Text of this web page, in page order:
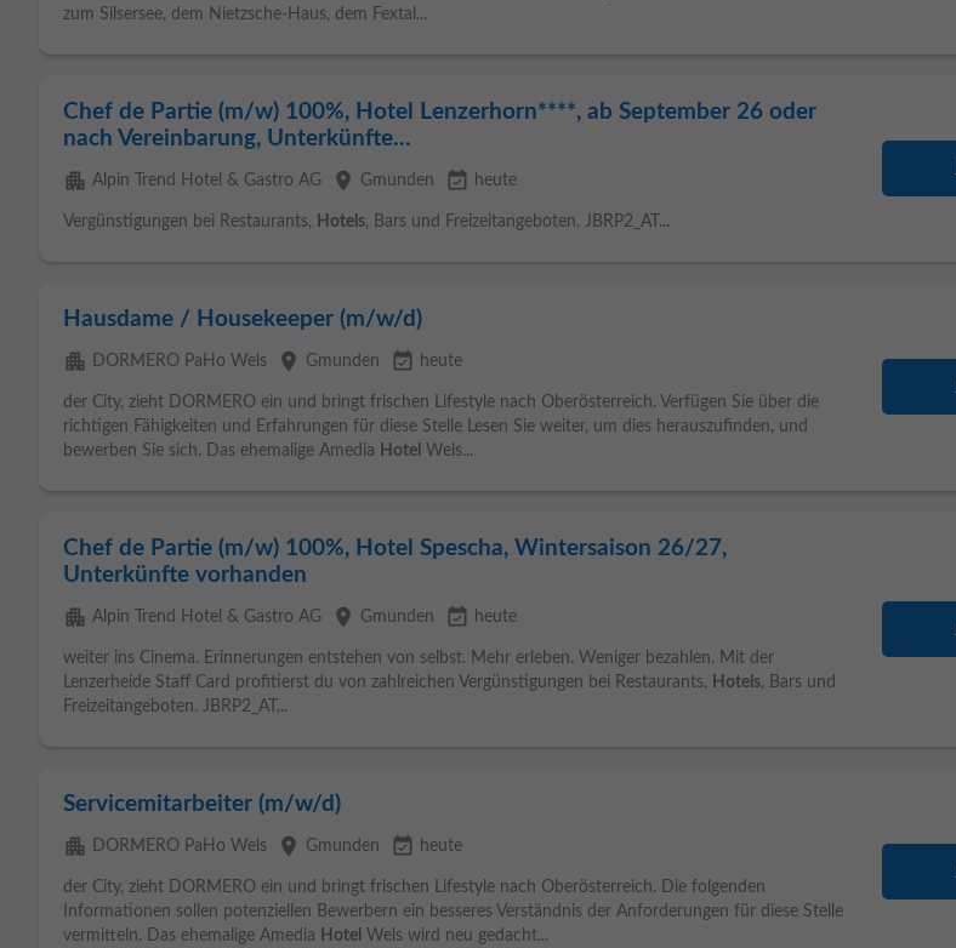
zum Silsersee, dem Nietzsche-Haus, dem Fextal...
Chef de Partie (m/w) 100%, Hotel Lenzerhorn****, ab September 26 oder
nach Vereinbarung, Unterkünfte...
apartment Alpin Trend Hotel & Gastro AG place Gmunden event_available heute
Vergünstigungen bei Restaurants, Hotels, Bars und Freizeitangeboten. JBRP2_AT...
Hausdame / Housekeeper (m/w/d)
apartment DORMERO PaHo Wels place Gmunden event_available heute
der City, zieht DORMERO ein und bringt frischen Lifestyle nach Oberösterreich. Verfügen Sie über die
richtigen Fähigkeiten und Erfahrungen für diese Stelle Lesen Sie weiter, um dies herauszufinden, und
bewerben Sie sich. Das ehemalige Amedia Hotel Wels...
Chef de Partie (m/w) 100%, Hotel Spescha, Wintersaison 26/27,
Unterkünfte vorhanden
apartment Alpin Trend Hotel & Gastro AG place Gmunden event_available heute
weiter ins Cinema. Erinnerungen entstehen von selbst. Mehr erleben. Weniger bezahlen. Mit der
Lenzerheide Staff Card profitierst du von zahlreichen Vergünstigungen bei Restaurants, Hotels, Bars und
Freizeitangeboten. JBRP2_AT...
Servicemitarbeiter (m/w/d)
apartment DORMERO PaHo Wels place Gmunden event_available heute
der City, zieht DORMERO ein und bringt frischen Lifestyle nach Oberösterreich. Die folgenden
Informationen sollen potenziellen Bewerbern ein besseres Verständnis der Anforderungen für diese Stelle
vermitteln. Das ehemalige Amedia Hotel Wels wird neu gedacht...